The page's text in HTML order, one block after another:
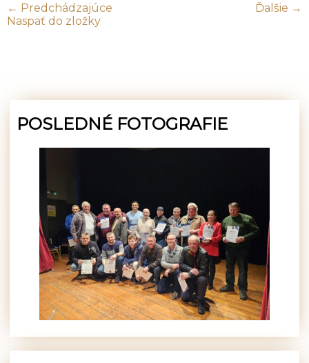
← Predchádzajúce
Ďalšie →
Naspäť do zložky
POSLEDNÉ FOTOGRAFIE